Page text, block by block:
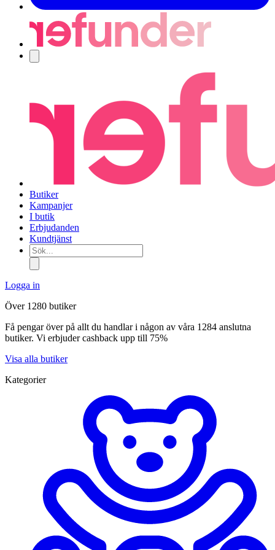
Butiker
Kampanjer
I butik
Erbjudanden
Kundtjänst
Sök...
Logga in
Över 1280 butiker
Få pengar över på allt du handlar i någon av våra 1284 anslutna
butiker. Vi erbjuder cashback upp till 75%
Visa alla butiker
Kategorier